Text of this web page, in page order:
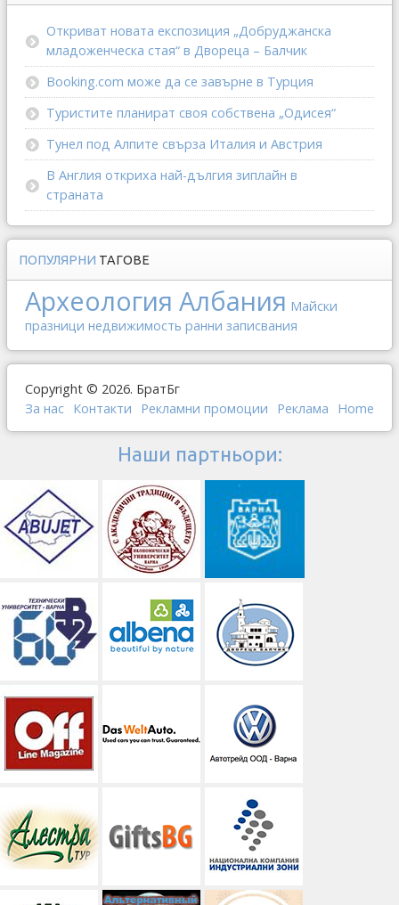
Откриват новата експозиция „Добруджанска
младоженческа стая“ в Двореца – Балчик
Booking.com може да се завърне в Турция
Туристите планират своя собствена „Одисея“
Тунел под Алпите свърза Италия и Австрия
В Англия откриха най-дългия зиплайн в
страната
ПОПУЛЯРНИ ТАГОВЕ
Археология Албания Майски
празници недвижимость ранни записвания
Copyright © 2026. БратБг
За нас Контакти Рекламни промоции Реклама Home
Наши партньори: